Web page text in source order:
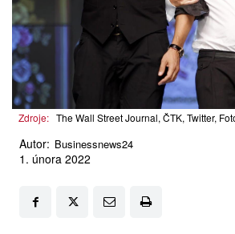
Zdroje: The Wall Street Journal, ČTK, Twitter,
Autor: Businessnews24
1. února 2022